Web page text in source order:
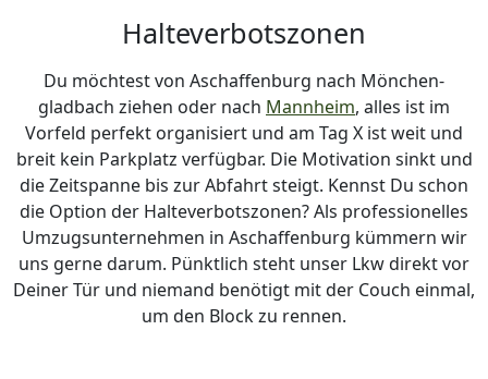
Halteverbotszonen
Du möchtest von Aschaffenburg nach Mönchen­
gladbach ziehen oder nach Mannheim, alles ist im
Vorfeld perfekt organisiert und am Tag X ist weit und
breit kein Parkplatz verfügbar. Die Motivation sinkt und
die Zeitspanne bis zur Abfahrt steigt. Kennst Du schon
die Option der Halteverbotszonen? Als professionelles
Umzugsunternehmen in Aschaffenburg kümmern wir
uns gerne darum. Pünktlich steht unser Lkw direkt vor
Deiner Tür und niemand benötigt mit der Couch einmal,
um den Block zu rennen.